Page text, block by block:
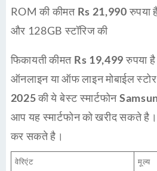
ROM की कीमत Rs 21,990रुपया
और 128GB स्टॉरिज की
फिकायती कीमत Rs 19,499रुपया
ऑनलाइनया ऑफ लाइन मोबाईल
2025की ये बेस्ट स्मार्टफोन
आप यह स्मार्टफोनको खरीद सकते
कर सकते है।
वेरिएंट मूल्य